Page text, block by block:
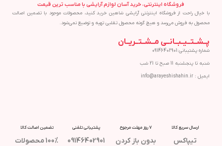
فروشگاه اینترنتی، خرید آسان لوازم آرایشی با مناسب ترین قیمت
با خیال راحت از فروشگاه اینترنتی آرایشی شاهین خرید کنید، محصولات موجود با تضمین اصالت
محصول به فروش می‌رسد و هیچ گونه محصول تقلبی تهیه و توضیع نمی‌شود.
پــشــتــیــبــانــی مــشــتــریــان
شماره پشتیبانی:09146402901
شنبه تا پنجشنبه 11 صبح تا 21 شب
ایمیل : info@arayeshishahin.ir
ارسال سریع کالا
تیپاکس
7 روز مهلت مرجوع
بدون باز کردن
پشتیبانی تلفنی
09146402901
تضمین اصالت کالا
100% محصولات